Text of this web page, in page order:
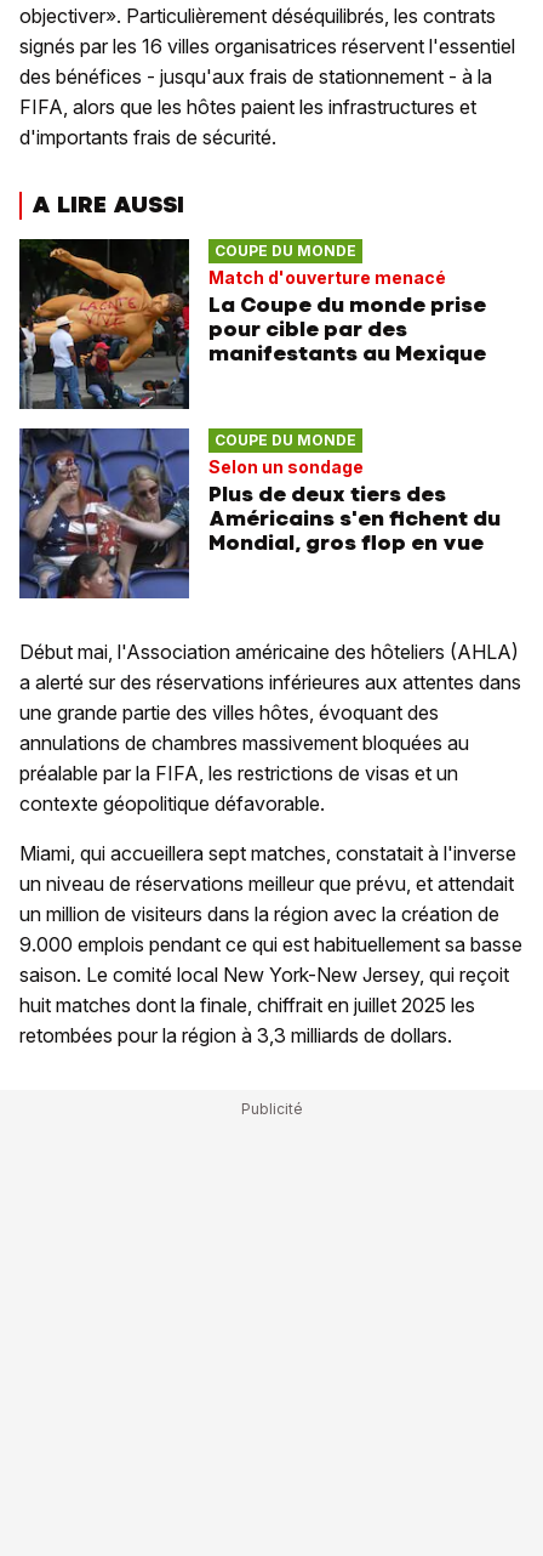
objectiver». Particulièrement déséquilibrés, les contrats
signés par les 16 villes organisatrices réservent l'essentiel
des bénéfices - jusqu'aux frais de stationnement - à la
FIFA, alors que les hôtes paient les infrastructures et
d'importants frais de sécurité.
A LIRE AUSSI
COUPE DU MONDE
Match d'ouverture menacé
La Coupe du monde prise
pour cible par des
manifestants au Mexique
COUPE DU MONDE
Selon un sondage
Plus de deux tiers des
Américains s'en fichent du
Mondial, gros flop en vue
Début mai, l'Association américaine des hôteliers (AHLA)
a alerté sur des réservations inférieures aux attentes dans
une grande partie des villes hôtes, évoquant des
annulations de chambres massivement bloquées au
préalable par la FIFA, les restrictions de visas et un
contexte géopolitique défavorable.
Miami, qui accueillera sept matches, constatait à l'inverse
un niveau de réservations meilleur que prévu, et attendait
un million de visiteurs dans la région avec la création de
9.000 emplois pendant ce qui est habituellement sa basse
saison. Le comité local New York-New Jersey, qui reçoit
huit matches dont la finale, chiffrait en juillet 2025 les
retombées pour la région à 3,3 milliards de dollars.